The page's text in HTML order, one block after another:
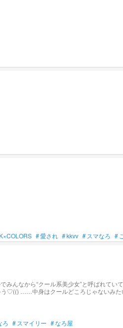
#愛され #kkvv # スマなろ #
ろ # スマイリー #なろ屋